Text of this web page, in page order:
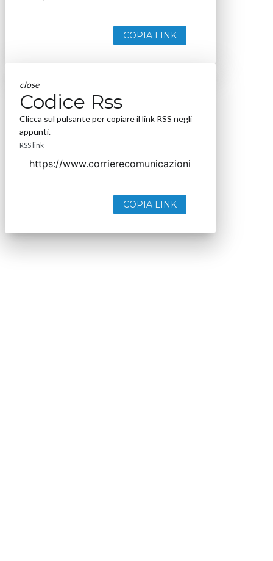
COPIA LINK
close
Codice Rss
Clicca sul pulsante per copiare il link RSS negli
appunti.
RSS link
COPIA LINK